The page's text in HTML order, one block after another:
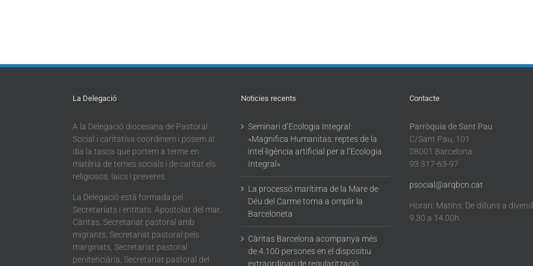
La Delegació
A la Delegació diocesana de Pastoral
Social i caritativa coordinem i posem al
dia la tasca que portem a terme en
matèria de temes socials i de caritat els
religiosos, laics i preveres.
La Delegació està formada pel
Secretariats i entitats: Apostolat del mar,
Càritas, Secretariat pastoral amb
migrants, Secretariat pastoral pels
marginats, Secretariat pastoral
penitenciària, Secretariat pastoral del
Noticies recents
Seminari d’Ecologia Integral:
«Magnifica Humanitas: reptes de la
intel·ligència artificial per a l’Ecologia
Integral»
La processó marítima de la Mare de
Déu del Carme torna a omplir la
Barceloneta
Càritas Barcelona acompanya més
de 4.100 persones en el dispositiu
extraordinari de regularització
Contacte
Parròquia de Sant Pau
C/Sant Pau, 101
08001 Barcelona
93 317-63-97
psocial@arqbcn.cat
Horari: Matins: De dilluns a
9.30 a 14.00h.